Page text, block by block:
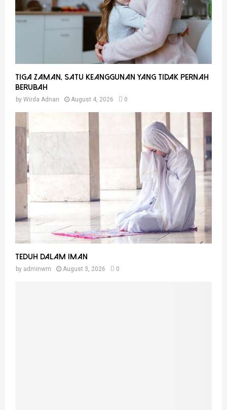
Tiga Zaman, Satu Keanggunan Yang Tidak Pernah
Berubah
by Wirda Adnan August 4, 2026 0
Teduh Dalam Iman
by adminwm August 3, 2026 0